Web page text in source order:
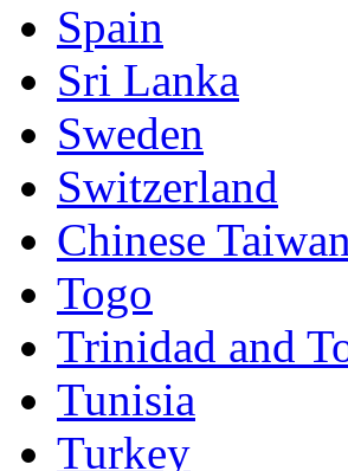
Spain
Sri Lanka
Sweden
Switzerland
Chinese Taiwan
Togo
Trinidad and
Tunisia
Turkey